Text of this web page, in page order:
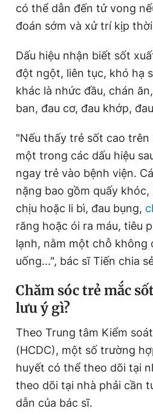
Đọc Thanh Niên trên điện thoại
Theo dõi báo trên
Hotline
0906 645 777
Đặt báo Quảng cáo RSS
Tổng biên tập: Nguyễn Ngọc Toàn
Phó tổng biên tập: Lâm Hiếu Dũng
Phó tổng biên tập: Trần Việt Hưng
Tổng thư ký tòa soạn: Đức Trung
© 2003-2026 Bản quyền thuộc về
chép dưới mọi hình thức nếu không
bản. Phát triển bởi ePi Technologies,
có thể dẫn đến tử vong
đoán sớm và xử trí kịp thời
Dấu hiệu nhận biết sốt
đột ngột, liên tục, khó hạ
khác là nhức đầu, chán
ban, đau cơ, đau khớp,
"Nếu thấy trẻ sốt cao trên
một trong các dấu hiệu
ngay trẻ vào bệnh viện.
nặng bao gồm quấy
chịu hoặc li bì, đau bụng,
răng hoặc ói ra máu, tiêu
lạnh, nằm một chỗ không
uống...", bác sĩ Tiến chia
Chăm sóc trẻ mắc
lưu ý gì?
Theo Trung tâm Kiểm
(HCDC), một số trường
huyết có thể theo dõi tại
theo dõi tại nhà phải cần
dẫn của bác sĩ.